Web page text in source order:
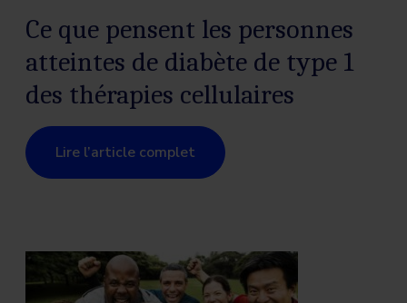
Ce que pensent les personnes
atteintes de diabète de type 1
des thérapies cellulaires
Lire l’article complet